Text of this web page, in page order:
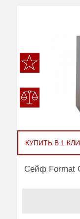
КУПИТЬ В 1
Сейф Format